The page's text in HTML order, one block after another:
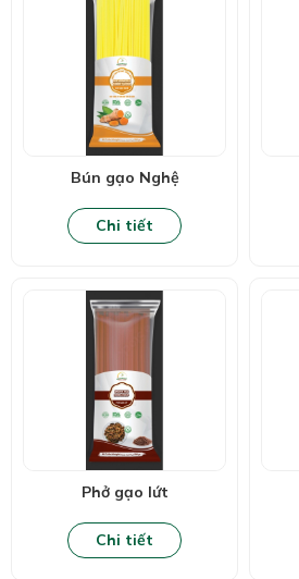
Bún gạo Nghệ
Chi tiết
Phở gạo lứt
Chi tiết